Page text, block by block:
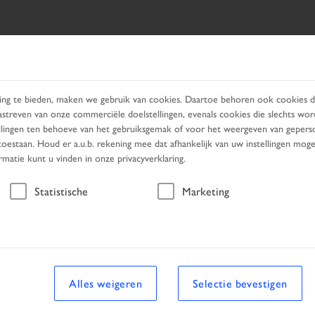
ZOEKEN PRODUCTS SERVICES ZOEKEN
Voertuig
te bieden, maken we gebruik van cookies. Daartoe behoren ook cookies
van onze commerciële doelstellingen, evenals cookies die slechts
ten behoeve van het gebruiksgemak of voor het weergeven van
Houd er a.u.b. rekening mee dat afhankelijk van uw instellingen
kunt u vinden in onze privacyverklaring.
Statistische Marketing
Alles weigeren Selectie bevestigen